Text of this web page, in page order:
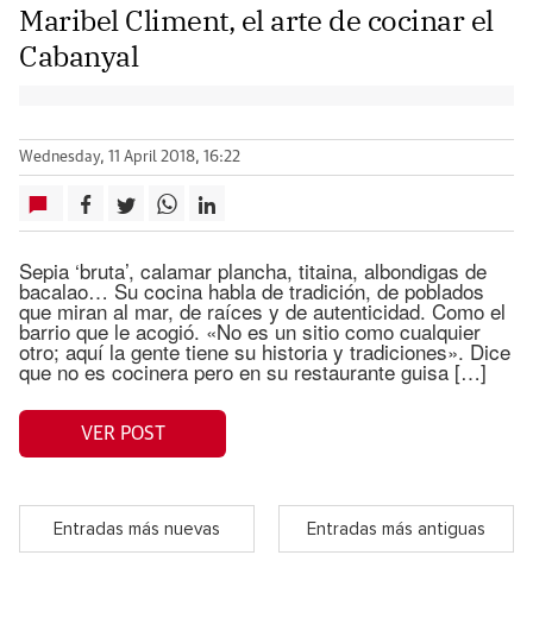
Maribel Climent, el arte de cocinar el
Cabanyal
Wednesday, 11 April 2018, 16:22
Sepia ‘bruta’, calamar plancha, titaina, albondigas de
bacalao… Su cocina habla de tradición, de poblados
que miran al mar, de raíces y de autenticidad. Como el
barrio que le acogió. «No es un sitio como cualquier
otro; aquí la gente tiene su historia y tradiciones». Dice
que no es cocinera pero en su restaurante guisa […]
VER POST
Entradas más nuevas Entradas más antiguas